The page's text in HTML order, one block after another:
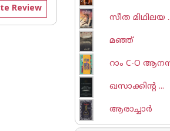
Review
സീത മിഥിലയ
മഞ്ഞ്
റാം C-O
ഖസാക്കിന്റ ...
ആരാച്ചാര്‍